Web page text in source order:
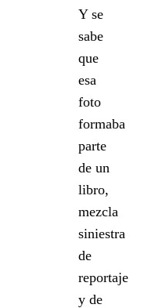
Y se
sabe
que
esa
foto
formaba
parte
de un
libro,
mezcla
siniestra
de
reportaje
y de